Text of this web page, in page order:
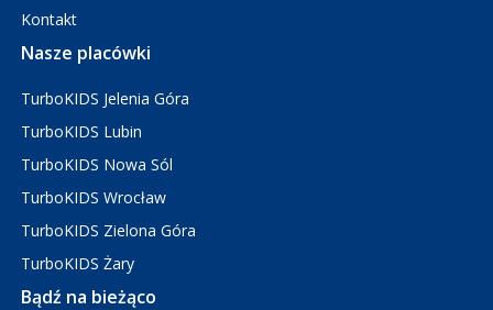
Kontakt
Nasze placówki
TurboKIDS Jelenia Góra
TurboKIDS Lubin
TurboKIDS Nowa Sól
TurboKIDS Wrocław
TurboKIDS Zielona Góra
TurboKIDS Żary
Bądź na bieżąco